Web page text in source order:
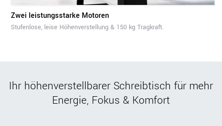
Zwei leistungsstarke Motoren
Stufenlose, leise Höhenverstellung & 150 kg Tragkraft.
Ihr höhenverstellbarer Schreibtisch für mehr
Energie, Fokus & Komfort